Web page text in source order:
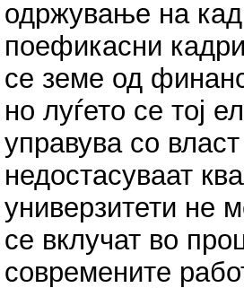
одржување на
поефикасни
се земе од
но луѓето се тој
управува со
недостасуваат
универзитети не
се вклучат во
современите